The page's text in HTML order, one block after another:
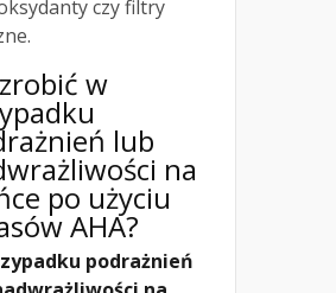
czy filtry
w
lub
na
po użyciu
AHA?
podrażnień